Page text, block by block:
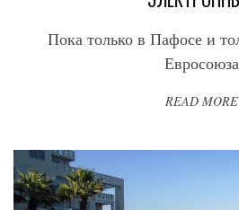
Пока только в Пафосе и
Евросоюза
READ MORE